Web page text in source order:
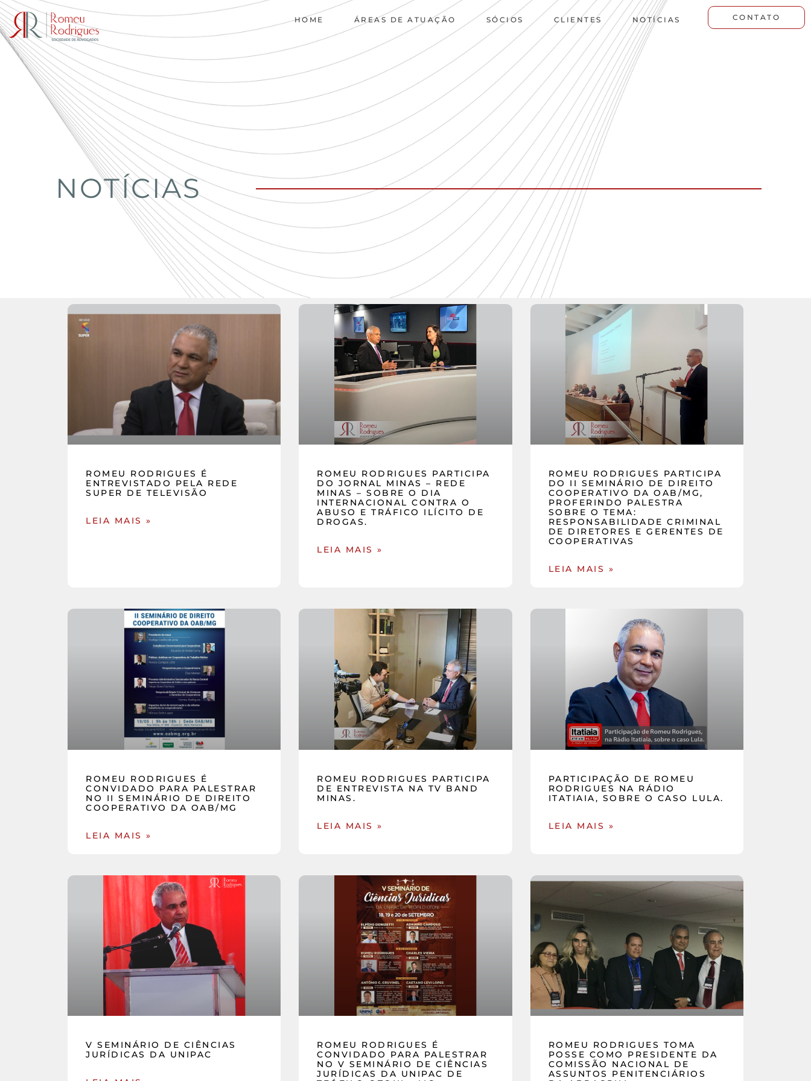
HOME ÁREAS DE ATUAÇÃO SÓCIOS CLIENTES NOTÍCIAS CONTATO
NOTÍCIAS
ROMEU RODRIGUES É
ENTREVISTADO PELA REDE
SUPER DE TELEVISÃO
LEIA MAIS »
ROMEU RODRIGUES PARTICIPA
DO JORNAL MINAS – REDE
MINAS – SOBRE O DIA
INTERNACIONAL CONTRA O
ABUSO E TRÁFICO ILÍCITO DE
DROGAS.
LEIA MAIS »
ROMEU RODRIGUES PARTICIPA
DO II SEMINÁRIO DE DIREITO
COOPERATIVO DA OAB/MG,
PROFERINDO PALESTRA
SOBRE O TEMA:
RESPONSABILIDADE CRIMINAL
DE DIRETORES E GERENTES DE
COOPERATIVAS
LEIA MAIS »
ROMEU RODRIGUES É
CONVIDADO PARA PALESTRAR
NO II SEMINÁRIO DE DIREITO
COOPERATIVO DA OAB/MG
LEIA MAIS »
ROMEU RODRIGUES PARTICIPA
DE ENTREVISTA NA TV BAND
MINAS.
LEIA MAIS »
PARTICIPAÇÃO DE ROMEU
RODRIGUES NA RÁDIO
ITATIAIA, SOBRE O CASO LULA.
LEIA MAIS »
V SEMINÁRIO DE CIÊNCIAS
JURÍDICAS DA UNIPAC
ROMEU RODRIGUES É
CONVIDADO PARA PALESTRAR
NO V SEMINÁRIO DE CIÊNCIAS
JURÍDICAS DA UNIPAC DE
ROMEU RODRIGUES TOMA
POSSE COMO PRESIDENTE DA
COMISSÃO NACIONAL DE
ASSUNTOS PENITENCIÁRIOS